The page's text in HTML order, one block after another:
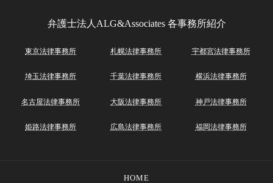
弁護士法人ALG&Associates 各事務所紹介
東京法律事務所 札幌法律事務所 宇都宮法律事務所
埼玉法律事務所 千葉法律事務所 横浜法律事務所
名古屋法律事務所 大阪法律事務所 神戸法律事務所
姫路法律事務所 広島法律事務所 福岡法律事務所
HOME